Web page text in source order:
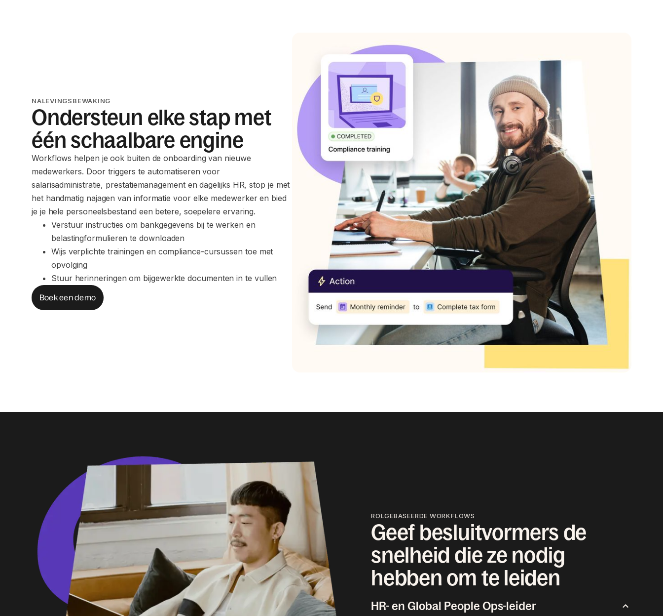
NALEVINGSBEWAKING
Ondersteun elke stap met
één schaalbare engine
Workflows helpen je ook buiten de onboarding van nieuwe
medewerkers. Door triggers te automatiseren voor
salarisadministratie, prestatiemanagement en dagelijks HR, stop je met
het handmatig najagen van informatie voor elke medewerker en bied
je je hele personeelsbestand een betere, soepelere ervaring.
Verstuur instructies om bankgegevens bij te werken en
belastingformulieren te downloaden
Wijs verplichte trainingen en compliance-cursussen toe met
opvolging
Stuur herinneringen om bijgewerkte documenten in te vullen
Boek een demo
ROLGEBASEERDE WORKFLOWS
Geef besluitvormers de
snelheid die ze nodig
hebben om te leiden
HR- en Global People Ops-leider